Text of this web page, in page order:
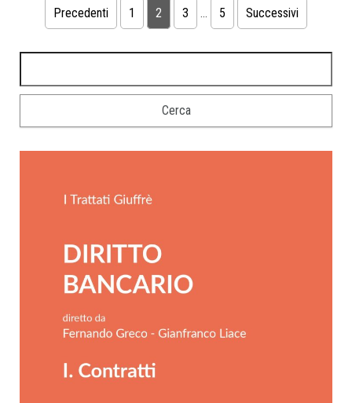
Precedenti 1 2 3 … 5 Successivi